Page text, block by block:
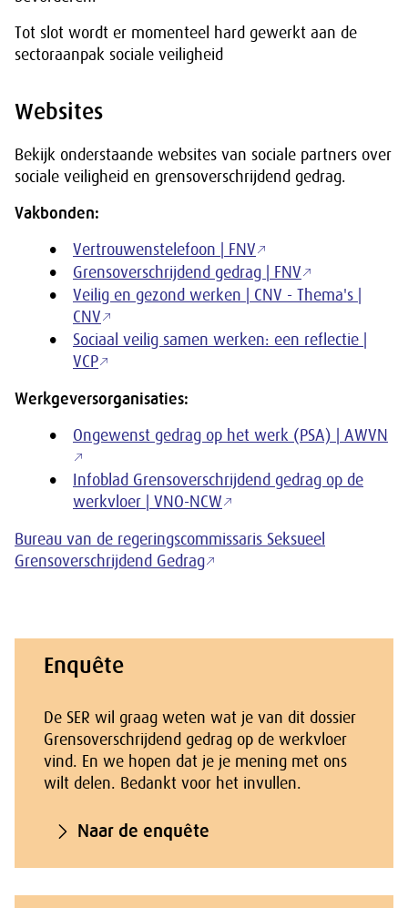
Tot slot wordt er momenteel hard gewerkt aan de
sectoraanpak sociale veiligheid
Websites
Bekijk onderstaande websites van sociale partners over
sociale veiligheid en grensoverschrijdend gedrag.
Vakbonden:
Vertrouwenstelefoon | FNV
Grensoverschrijdend gedrag | FNV
Veilig en gezond werken | CNV - Thema's |
CNV
Sociaal veilig samen werken: een reflectie |
VCP
Werkgeversorganisaties:
Ongewenst gedrag op het werk (PSA) | AWVN
Infoblad Grensoverschrijdend gedrag op de
werkvloer | VNO-NCW
Bureau van de regeringscommissaris Seksueel
Grensoverschrijdend Gedrag
Enquête
De SER wil graag weten wat je van dit dossier
Grensoverschrijdend gedrag op de werkvloer
vind. En we hopen dat je je mening met ons
wilt delen. Bedankt voor het invullen.
Naar de enquête